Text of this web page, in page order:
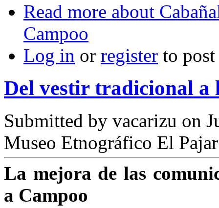
Read more about
Campoo
Log in or register to
Del vestir tradicional a
Submitted by vacarizu on
Museo Etnográfico El Pajar
La mejora de las
a Campoo